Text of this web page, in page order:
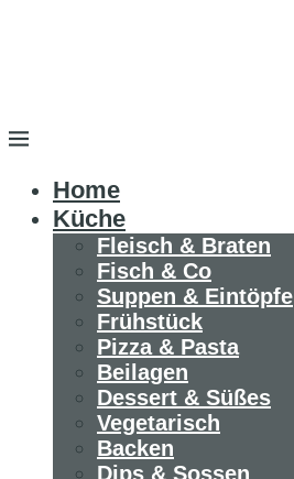
Home
Küche
Fleisch & Braten
Fisch & Co
Suppen & Eintöpfe
Frühstück
Pizza & Pasta
Beilagen
Dessert & Süßes
Vegetarisch
Backen
Dips & Sossen